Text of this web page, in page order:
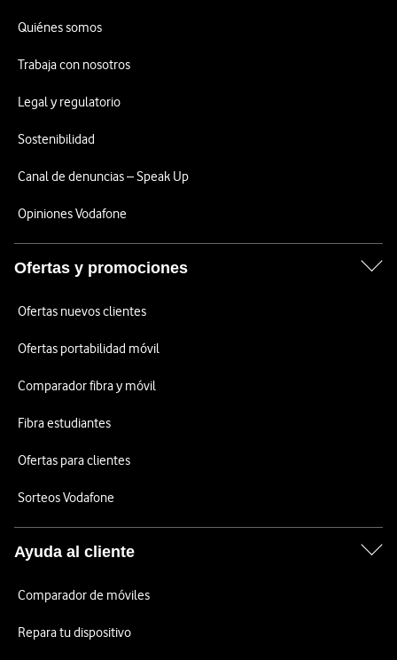
Quiénes somos
Trabaja con nosotros
Legal y regulatorio
Sostenibilidad
Canal de denuncias – Speak Up
Opiniones Vodafone
Ofertas y promociones
Ofertas nuevos clientes
Ofertas portabilidad móvil
Comparador fibra y móvil
Fibra estudiantes
Ofertas para clientes
Sorteos Vodafone
Ayuda al cliente
Comparador de móviles
Repara tu dispositivo